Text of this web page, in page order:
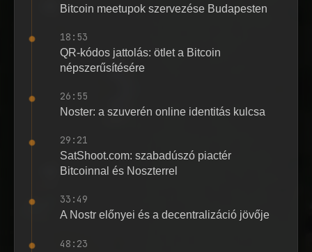
Bitcoin meetupok szervezése Budapesten
18:53
QR-kódos jattolás: ötlet a Bitcoin
népszerűsítésére
26:55
Noster: a szuverén online identitás kulcsa
29:21
SatShoot.com: szabadúszó piactér
Bitcoinnal és Noszterrel
33:49
A Nostr előnyei és a decentralizáció jövője
48:23